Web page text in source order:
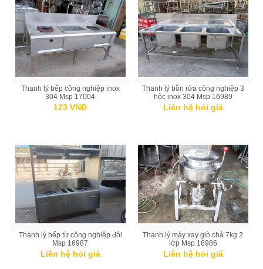
Thanh lý bếp công nghiệp inox
304 Msp 17004
123 VNĐ
Thanh lý bồn rửa công nghiệp 3
hộc inox 304 Msp 16989
Liên hệ hỏi giá
Thanh lý bếp từ công nghiệp đôi
Msp 16987
Liên hệ hỏi giá
Thanh lý máy xay giò chả 7kg 2
lớp Msp 16986
Liên hệ hỏi giá